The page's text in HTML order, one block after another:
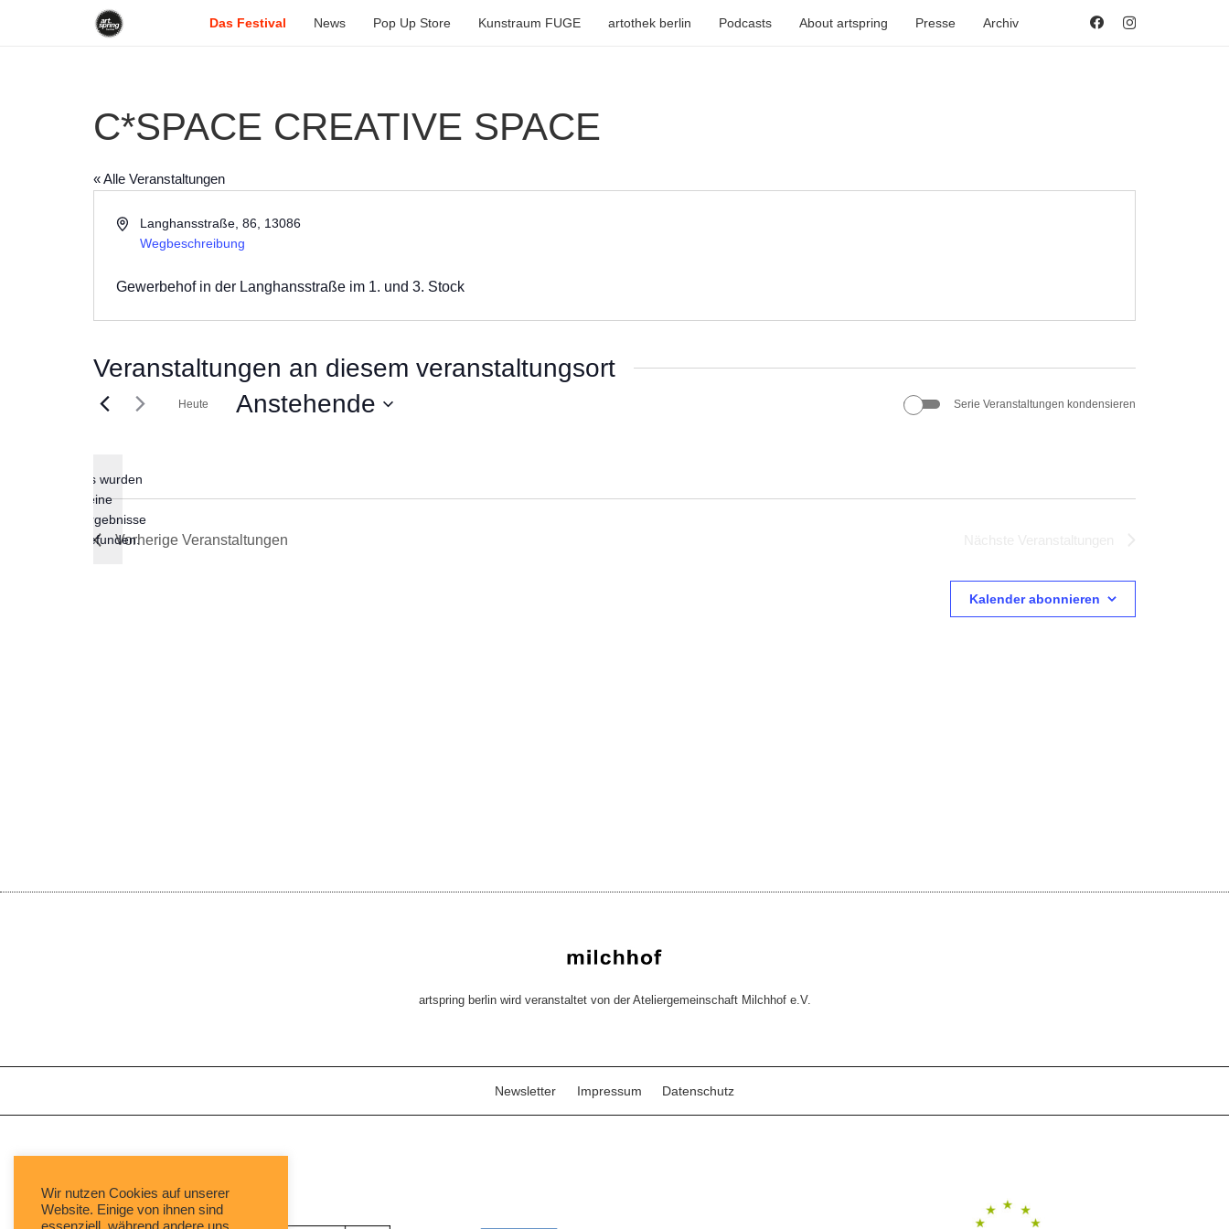
Das Festival News Pop Up Store Kunstraum FUGE artothek berlin Podcasts About artspring Presse Archiv
C*SPACE CREATIVE SPACE
« Alle Veranstaltungen
AdresseLanghansstraße, 86, 13086
Wegbeschreibung
Gewerbehof in der Langhansstraße im 1. und 3. Stock
Veranstaltungen an diesem veranstaltungsort
Hinweis
Es wurden
keine
Ergebnisse
gefunden.
Heute Anstehende Serie Veranstaltungen kondensieren
Vorherige Veranstaltungen
Kalender abonnieren
artspring berlin wird veranstaltet von der Ateliergemeinschaft Milchhof e.V.
Newsletter Impressum Datenschutz
Wir nutzen Cookies auf unserer
Website. Einige von ihnen sind